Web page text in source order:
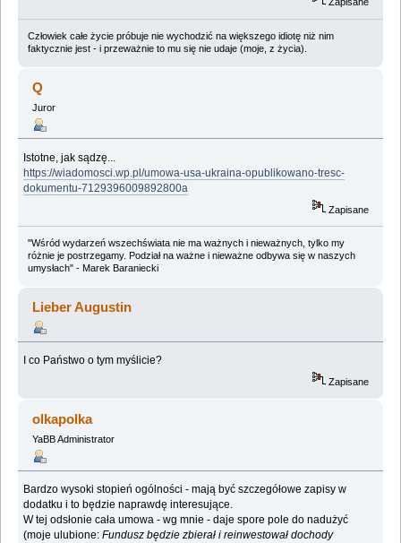
Człowiek całe życie próbuje nie wychodzić na większego idiotę niż nim
faktycznie jest - i przeważnie to mu się nie udaje (moje, z życia).
Q
Juror
Istotne, jak sądzę...
https://wiadomosci.wp.pl/umowa-usa-ukraina-opublikowano-tresc-
dokumentu-7129396009892800a
Zapisane
"Wśród wydarzeń wszechświata nie ma ważnych i nieważnych, tylko my
różnie je postrzegamy. Podział na ważne i nieważne odbywa się w naszych
umysłach" - Marek Baraniecki
Lieber Augustin
I co Państwo o tym myślicie?
Zapisane
olkapolka
YaBB Administrator
Bardzo wysoki stopień ogólności - mają być szczegółowe zapisy w
dodatku i to będzie naprawdę interesujące.
W tej odsłonie cała umowa - wg mnie - daje spore pole do nadużyć
(moje ulubione: Fundusz będzie zbierał i reinwestował dochody